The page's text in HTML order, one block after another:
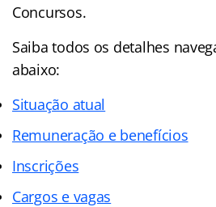
Concursos.
Saiba todos os detalhes
abaixo:
Situação atual
Remuneração e benefícios
Inscrições
Cargos e vagas